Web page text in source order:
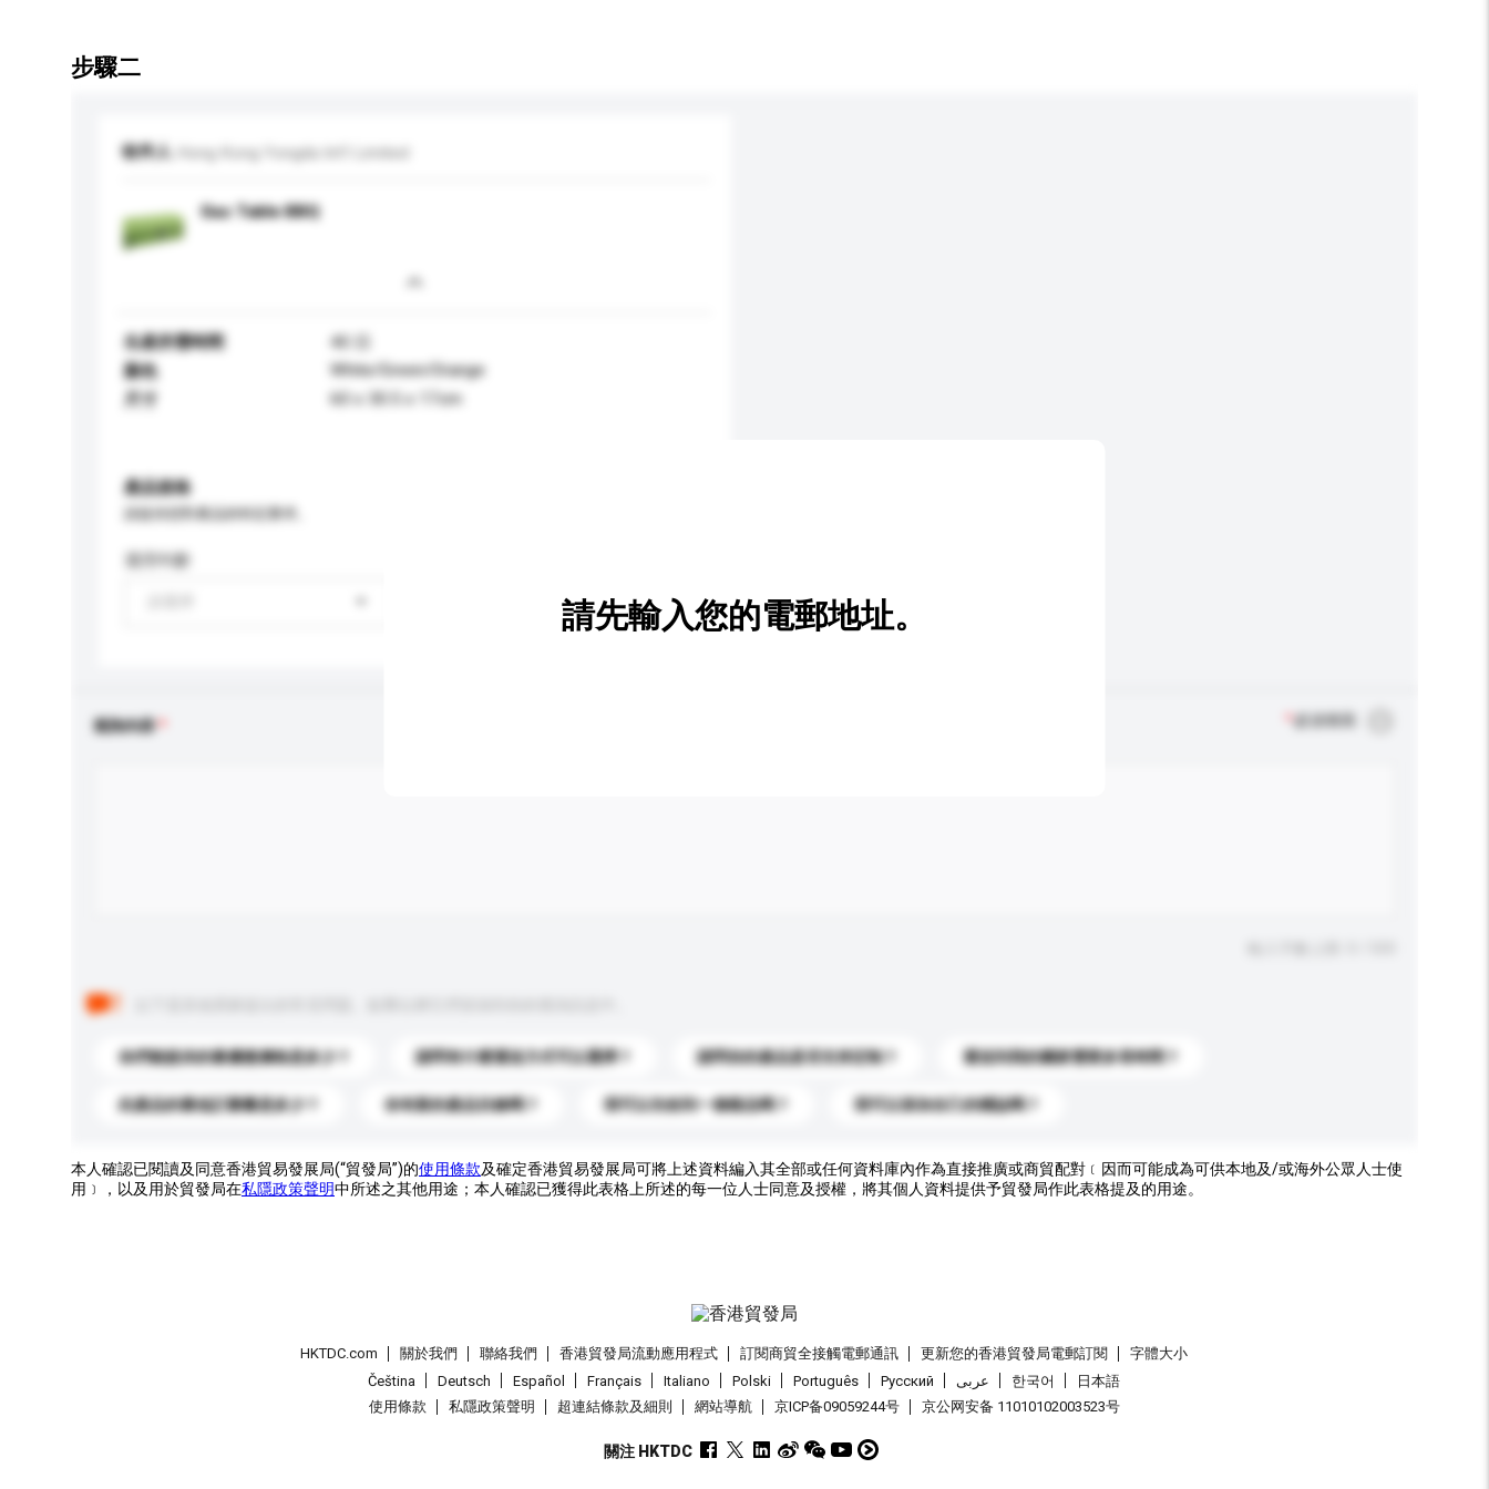
步驟二
收件人 Hong Kong Yongda Int'l Limited
Gas Table BBQ
生產所需時間
40 日
顏色
White/Green/Orange
60 x 30.5 x 17cm
產品規格
適用年齡
新增/刪除選項
查詢內容
你們能提供的最優惠價格是多少？ 請問有什麼運送方式可以選擇？ 請問你的產品是否支持定制？ 運送到我的國家需要多長時間？
此產品的最低訂購量是多少？ 你有新的產品目錄嗎？ 我可以先收到一個樣品嗎？ 我可以添加自己的標誌嗎？
請先輸入您的電郵地址。
本人確認已閱讀及同意香港貿易發展局(“貿發局”)的使用條款及確定香港貿易發展局可將上述資料編入其全部或任何資料庫內作為直接推廣或商貿配對﹝因而可能成為可供本地及/或海外公眾人士使
用﹞，以及用於貿發局在私隱政策聲明中所述之其他用途；本人確認已獲得此表格上所述的每一位人士同意及授權，將其個人資料提供予貿發局作此表格提及的用途。
HKTDC.com 關於我們 聯絡我們 香港貿發局流動應用程式 訂閱商貿全接觸電郵通訊 更新您的香港貿發局電郵訂閱
字體大小
Čeština
Deutsch Español Français Italiano Polski Português Pусский عربى 한국어
日本語
使用條款
私隱政策聲明 超連結條款及細則 網站導航 京ICP备09059244号 京公网安备 11010102003523号
關注 HKTDC